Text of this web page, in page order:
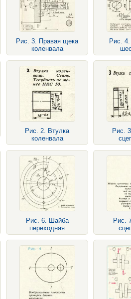
Рис. 3. Правая щека
коленвала
Рис.
Рис. 2. Втулка
коленвала
Рис.
Рис. 6. Шайба
переходная
Рис.